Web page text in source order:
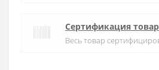
Сертификация
Весь товар